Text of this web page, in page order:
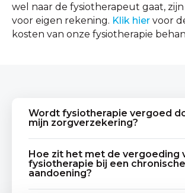
wel naar de fysiotherapeut gaat,
voor eigen rekening. Klik hier voor
kosten van onze fysiotherapie
Wordt fysiotherapie vergoed
mijn zorgverzekering?
Hoe zit het met de vergoeding
fysiotherapie bij een chronische
aandoening?